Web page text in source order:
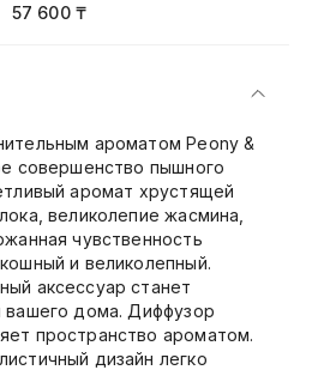
57 600 ₸
ароматом Peony &
совершенство пышного
аромат хрустящей
великолепие жасмина,
чувственность
и великолепный.
аксессуар станет
вашего дома. Диффузор
пространство ароматом.
дизайн легко